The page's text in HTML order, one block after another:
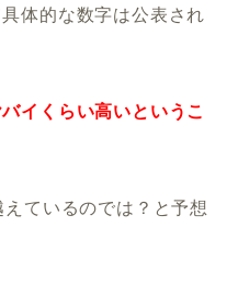
体的な数字は公表され
イくらい高いというこ
ているのでは？と予想